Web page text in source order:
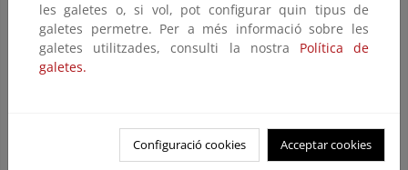
Biblioteca del Parque Nacional Marítimo Terrestre del
Archipiélago de Cabrera
Gremi de Corredors, 10 - Polígon Son Rossinyol
07009 Palma de Mallorca
Tel. 971 177 641 / 871 870 132
cabreraisla@gmail.com/
les galetes o, si vol, pot configurar quin tipus de
galetes permetre. Per a més informació sobre les
galetes utilitzades, consulti la nostra Política de
galetes.
Configuració cookies Acceptar cookies